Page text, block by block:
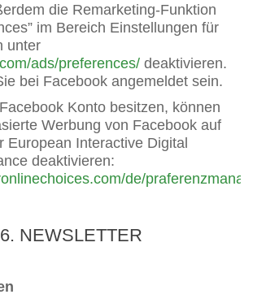
die Remarketing-Funktion
im Bereich Einstellungen für
unter
ads/preferences/ deaktivieren.
bei Facebook angemeldet sein.
Konto besitzen, können
Werbung von Facebook auf
European Interactive Digital
deaktivieren:
de/
6. NEWSLETTER